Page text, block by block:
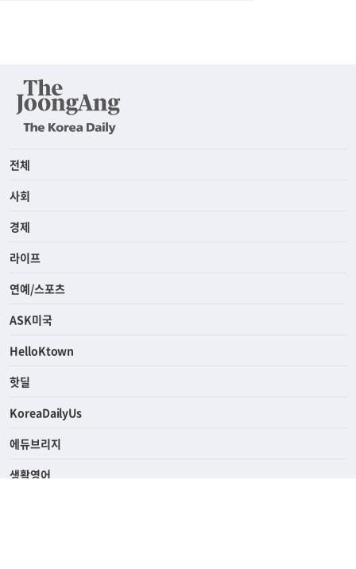
전체
사회
경제
라이프
연예/스포츠
ASK미국
HelloKtown
핫딜
KoreaDailyUs
에듀브리지
생활영어